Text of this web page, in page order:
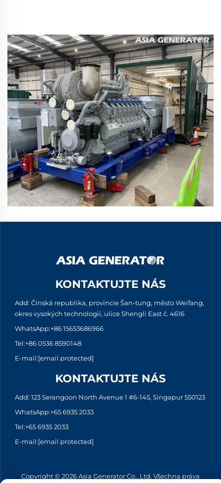
KONTAKTUJTE NÁS
Add: Čínská republika, provincie Šan-tung, město Weifang,
okres vysokých technologií, ulice Shengli East č. 4616
WhatsApp:+86 15653686966
Tel:+86 0536 8590148
E-mail:[email protected]
KONTAKTUJTE NÁS
Add: 123 Serangoon North Avenue 1 #6-145, Singapur 550123
WhatsApp:+65 6935 2033
Tel:+65 6935 2033
E-mail:[email protected]
Copyright © 2026 Asia Generator Co., Ltd. Všechna práva